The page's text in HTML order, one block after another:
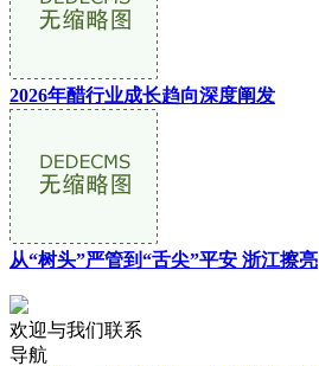
2026年醋行业成长趋向深度阐发
从“树头”严管到“舌尖”平安 浙江擦亮
欢迎与我们联系
导航